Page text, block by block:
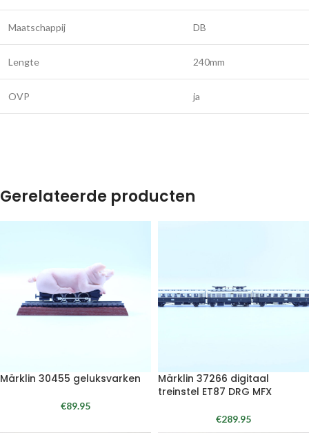
Maatschappij DB
Lengte 240mm
OVP ja
Gerelateerde producten
Märklin 30455 geluksvarken
€89.95
Märklin 37266 digitaal
treinstel ET87 DRG MFX
€289.95